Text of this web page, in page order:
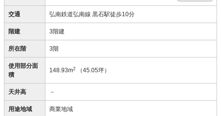
交通 弘南鉄道弘南線 黒石駅徒歩10分
階建 3階建
所在階 3階
使用部分面
積
148.93m2 （45.05坪）
天井高 －
用途地域 商業地域